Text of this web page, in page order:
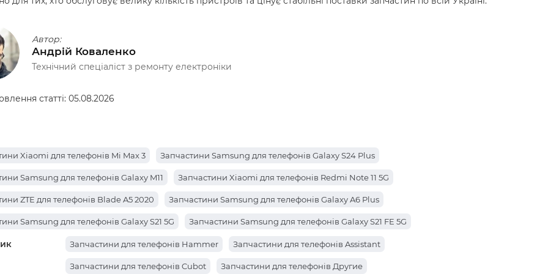
Автор:
Андрій Коваленко
Технічний спеціаліст з ремонту електроніки
статті: 05.08.2026
Xiaomi для телефонів Mi Max 3 Запчастини Samsung для телефонів Galaxy S24 Plus
Samsung для телефонів Galaxy M11 Запчастини Xiaomi для телефонів Redmi Note 11 5G
ZTE для телефонів Blade A5 2020 Запчастини Samsung для телефонів Galaxy A6 Plus
Samsung для телефонів Galaxy S21 5G Запчастини Samsung для телефонів Galaxy S21 FE 5G
Ulefone для телефонів Armor 18 Запчастини Xiaomi для телефонів Poco X3 NFC
Hotwav для телефонів Hyper 7 Pro Запчастини Tecno для телефонів Pova 3
Запчастини для телефонів Hammer Запчастини для телефонів Assistant
Запчастини для телефонів Cubot Запчастини для телефонів Другие